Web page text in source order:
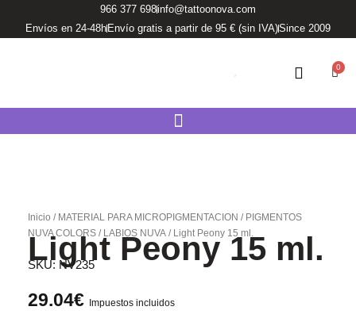
966 377 698info@tattoonova.com
Envíos en 24-48h Envío gratis a partir de 95 € (sin IVA)Since 2009
0
Inicio / MATERIAL PARA MICROPIGMENTACION / PIGMENTOS
NUVA COLORS / LABIOS NUVA / Light Peony 15 ml.
Light Peony 15 ml.
SKU: NV235
29.04€ Impuestos incluidos